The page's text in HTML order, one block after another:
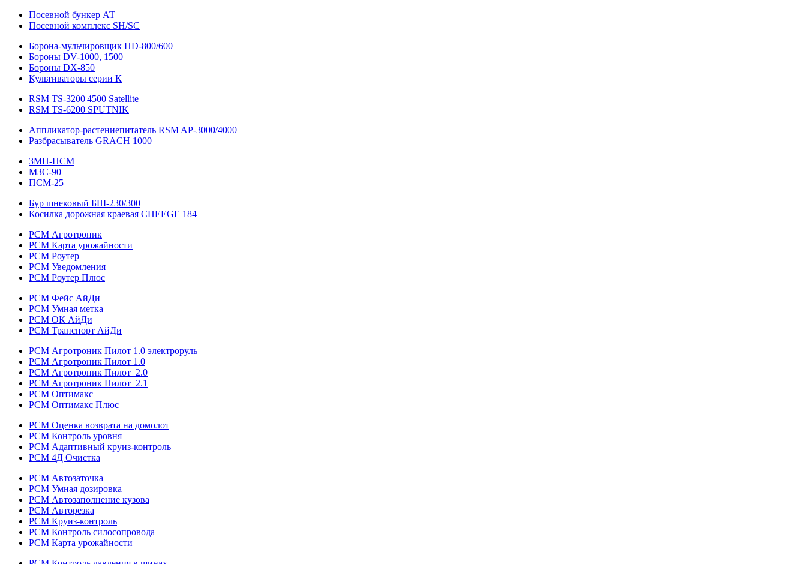
Посевной бункер АТ
Посевной комплекс SH/SC
Борона-мульчировщик HD-800/600
Бороны DV-1000, 1500
Бороны DX-850
Культиваторы серии К
RSM TS-3200|4500 Satellite
RSM TS-6200 SPUTNIK
Аппликатор-растениепитатель RSM AP-3000/4000
Разбрасыватель GRACH 1000
ЗМП-ПСМ
МЗС-90
ПСМ-25
Бур шнековый БШ-230/300
Косилка дорожная краевая CHEEGE 184
РСМ Агротроник
РСМ Карта урожайности
РСМ Роутер
РСМ Уведомления
РСМ Роутер Плюс
РСМ Фейс АйДи
РСМ Умная метка
РСМ ОК АйДи
РСМ Транспорт АйДи
РСМ Агротроник Пилот 1.0 электроруль
РСМ Агротроник Пилот 1.0
РСМ Агротроник Пилот 2.0
РСМ Агротроник Пилот 2.1
РСМ Оптимакс
РСМ Оптимакс Плюс
РСМ Оценка возврата на домолот
РСМ Контроль уровня
РСМ Адаптивный круиз-контроль
РСМ 4Д Очистка
РСМ Автозаточка
РСМ Умная дозировка
РСМ Автозаполнение кузова
РСМ Авторезка
РСМ Круиз-контроль
РСМ Контроль силосопровода
РСМ Карта урожайности